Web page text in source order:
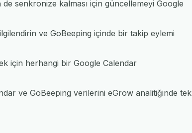
senkronize kalması için güncellemeyi Google
ve GoBeeping içinde bir takip eylemi
için herhangi bir Google Calendar
ve GoBeeping verilerini eGrow analitiğinde tek